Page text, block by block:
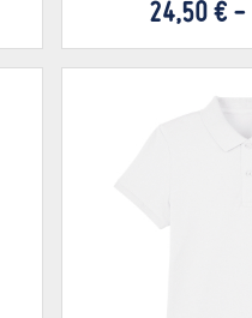
24,50 € -